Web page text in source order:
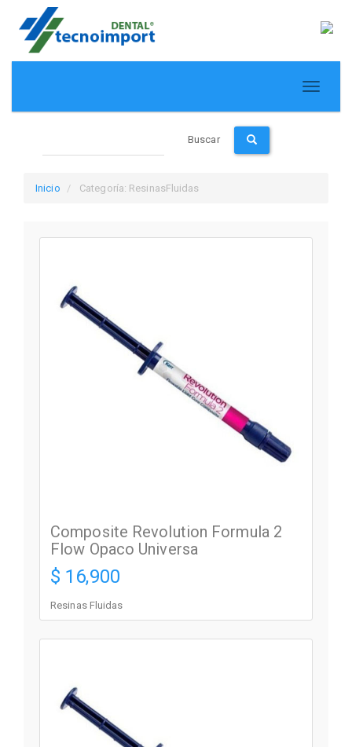
Buscar
Inicio Categoría: ResinasFluidas
Composite Revolution Formula 2
Flow Opaco Universa
$ 16,900
Resinas Fluidas